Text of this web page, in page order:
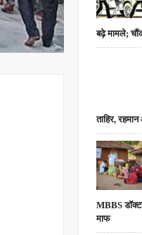
बढ़े मामले;
ताहिर,
MBBS
माफ